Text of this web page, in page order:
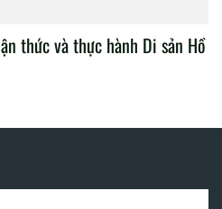
thức và thực hành Di sản Hồ